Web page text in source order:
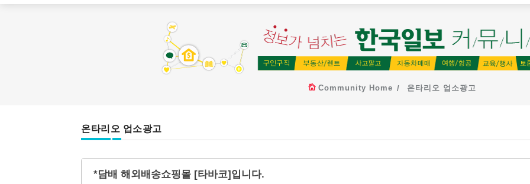
Community Home 온타리오 업소광고
온타리오 업소광고
*담배 해외배송쇼핑몰 [타바코]입니다.